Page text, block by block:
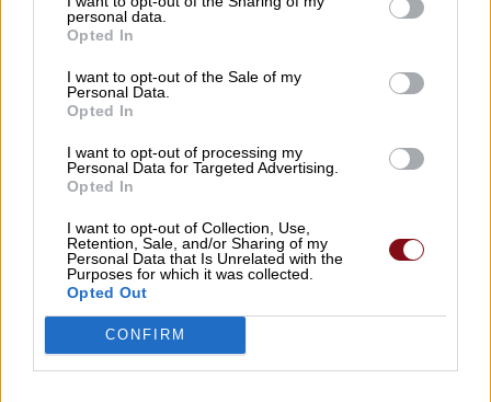
personal data.
Opted In
I want to opt-out of the Sale of my
Personal Data.
Opted In
I want to opt-out of processing my
Personal Data for Targeted Advertising.
Opted In
I want to opt-out of Collection, Use,
Retention, Sale, and/or Sharing of my
Personal Data that Is Unrelated with the
Purposes for which it was collected.
Opted Out
CONFIRM